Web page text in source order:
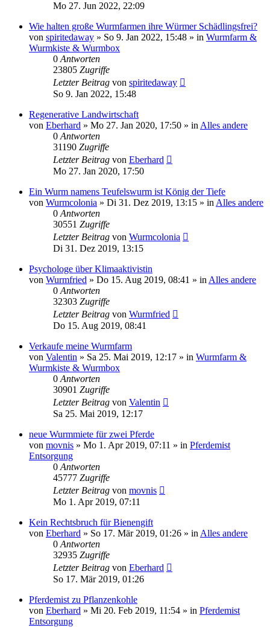
Mo 27. Jun 2022, 22:09
Wie halten große Wurmfarmen ihre Würmer Schädlingsfrei?
von spiritedaway » So 9. Jan 2022, 15:48 » in Wurmfarm &
Wurmkiste & Wurmbox
0 Antworten
23805 Zugriffe
Letzter Beitrag von spiritedaway
So 9. Jan 2022, 15:48
Regenerative Landwirtschaft
von Eberhard » Mo 27. Jan 2020, 17:50 » in Alles andere
0 Antworten
31190 Zugriffe
Letzter Beitrag von Eberhard
Mo 27. Jan 2020, 17:50
Ein Wurm namens Teufelswurm ist König der Tiefe
von Wurmcolonia » Di 31. Dez 2019, 13:15 » in Alles andere
0 Antworten
30551 Zugriffe
Letzter Beitrag von Wurmcolonia
Di 31. Dez 2019, 13:15
Psychologe über Klimaaktivistin
von Wurmfried » Do 15. Aug 2019, 08:41 » in Alles andere
0 Antworten
32303 Zugriffe
Letzter Beitrag von Wurmfried
Do 15. Aug 2019, 08:41
Verkaufe meine Wurmfarm
von Valentin » Sa 25. Mai 2019, 12:17 » in Wurmfarm &
Wurmkiste & Wurmbox
0 Antworten
30901 Zugriffe
Letzter Beitrag von Valentin
Sa 25. Mai 2019, 12:17
neue Wurmmiete für zwei Pferde
von movnis » Mo 1. Apr 2019, 07:11 » in Pferdemist
Entsorgung
0 Antworten
45777 Zugriffe
Letzter Beitrag von movnis
Mo 1. Apr 2019, 07:11
Kein Rechtsbruch für Bienengift
von Eberhard » So 17. Mär 2019, 01:26 » in Alles andere
0 Antworten
32935 Zugriffe
Letzter Beitrag von Eberhard
So 17. Mär 2019, 01:26
Pferdemist zu Pflanzenkohle
von Eberhard » Mi 20. Feb 2019, 11:54 » in Pferdemist
Entsorgung